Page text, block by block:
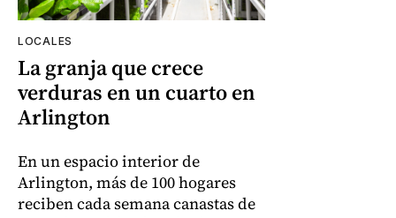
LOCALES
La granja que crece
verduras en un cuarto en
Arlington
En un espacio interior de
Arlington, más de 100 hogares
reciben cada semana canastas de